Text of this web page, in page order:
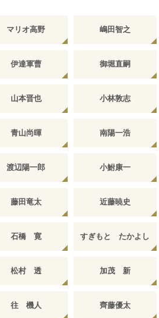
マリオ高野 嶋田智之
伊達軍曹 御堀直嗣
山本晋也 小林敦志
青山尚暉 南陽一浩
渡辺陽一郎 小鮒康一
藤田竜太 近藤暁史
石橋 寛 すぎもと たかよし
松村 透 加茂 新
往 機人 齊藤優太